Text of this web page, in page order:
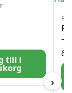
till i
–
›